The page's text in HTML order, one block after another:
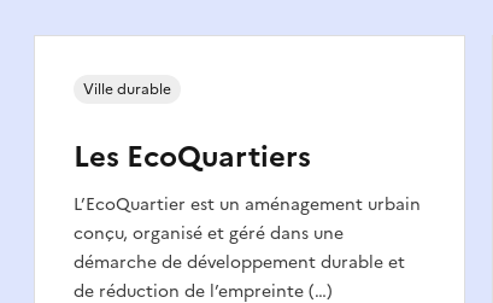
Les EcoQuartiers
L’EcoQuartier est un aménagement urbain
conçu, organisé et géré dans une
démarche de développement durable et
de réduction de l’empreinte (…)
Ville durable